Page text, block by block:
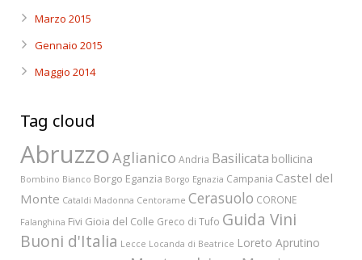
Marzo 2015
Gennaio 2015
Maggio 2014
Tag cloud
AbruzzoAglianico Andria Basilicata bollicina
Bombino Bianco Borgo Eganzia Borgo Egnazia Campania Castel del
Monte Cataldi Madonna Centorame Cerasuolo CORONE
Falanghina Fivi Gioia del Colle Greco di Tufo Guida Vini
Buoni d'Italia Lecce Locanda di Beatrice Loreto Aprutino